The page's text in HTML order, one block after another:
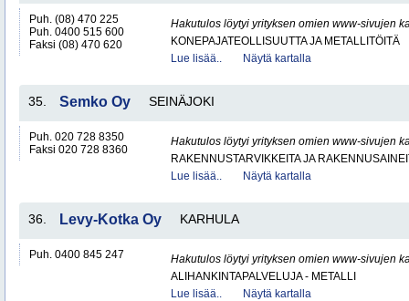
Puh. (08) 470 225
Puh. 0400 515 600
Faksi (08) 470 620
Hakutulos löytyi yrityksen omien www-sivujen
KONEPAJATEOLLISUUTTA JA METALLITÖITÄ
Lue lisää..
Näytä kartalla
35. Semko Oy SEINÄJOKI
Puh. 020 728 8350
Faksi 020 728 8360
Hakutulos löytyi yrityksen omien www-sivujen
RAKENNUSTARVIKKEITA JA
Lue lisää..
Näytä kartalla
36. Levy-Kotka Oy KARHULA
Puh. 0400 845 247
Hakutulos löytyi yrityksen omien www-sivujen
ALIHANKINTAPALVELUJA - METALLI
Lue lisää..
Näytä kartalla